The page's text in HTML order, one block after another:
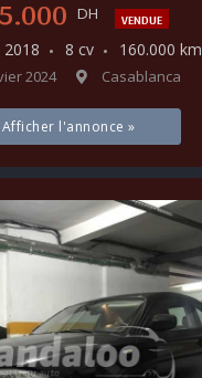
DH VENDUE
2018 8 cv 160.000 km
2024 Casablanca
Afficher l'annonce »